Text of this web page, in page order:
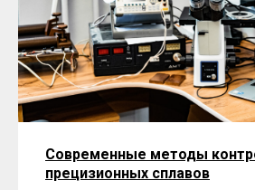
Современные методы
прецизионных сплавов